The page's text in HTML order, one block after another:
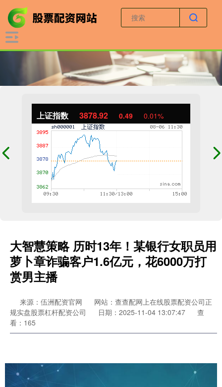
上证指数 3878.92 0.49 0.01%
大智慧策略 历时13年！某银行女职员用
萝卜章诈骗客户1.6亿元，花6000万打
赏男主播
来源：伍洲配资官网
网站：查查配网上在线股票配资公司正
规实盘股票杠杆配资公司
日期：2025-11-04 13:07:47
查
看：165